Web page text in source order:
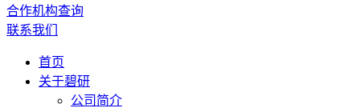
合作机构查询
联系我们
首页
关于碧研
公司简介